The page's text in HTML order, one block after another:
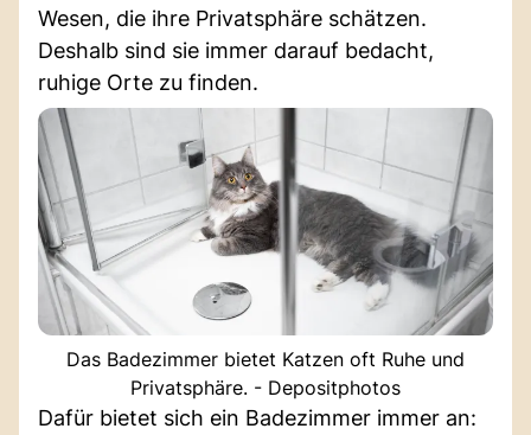
Wesen, die ihre Privatsphäre schätzen.
Deshalb sind sie immer darauf bedacht,
ruhige Orte zu finden.
Das Badezimmer bietet Katzen oft Ruhe und
Privatsphäre. - Depositphotos
Dafür bietet sich ein Badezimmer immer an: